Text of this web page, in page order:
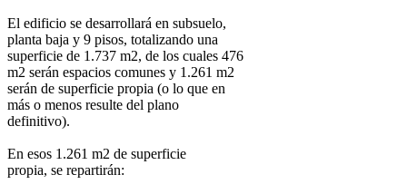
El edificio se desarrollará en subsuelo,
planta baja y 9 pisos, totalizando una
superficie de 1.737 m2, de los cuales 476
m2 serán espacios comunes y 1.261 m2
serán de superficie propia (o lo que en
más o menos resulte del plano
definitivo).
En esos 1.261 m2 de superficie
propia, se repartirán: